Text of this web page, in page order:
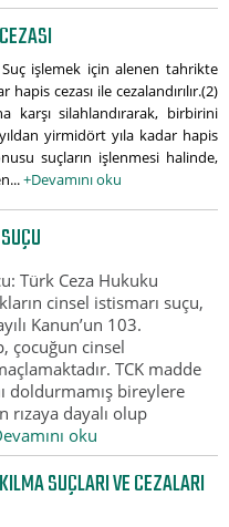
işlemek için alenen tahrikte
cezası ile cezalandırılır.(2)
karşı silahlandırarak, birbirini
yirmidört yıla kadar hapis
suçların işlenmesi halinde,
+Devamını oku
Türk Ceza Hukuku
cinsel istismarı suçu,
Kanun’un 103.
çocuğun cinsel
TCK madde
doldurmamış bireylere
rızaya dayalı olup
oku
SUÇLARI VE CEZALARI